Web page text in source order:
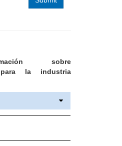
sobre
para la industria